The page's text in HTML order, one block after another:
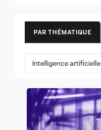
PAR THÉMATIQUE
Intelligence artificielle